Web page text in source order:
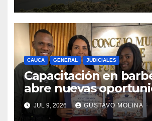
CAUCA GENERAL JUDICIALES
Capacitación en
abre nuevas
para los jóvenes de
Tejada, Cauca
JUL 9, 2026 GUSTAVO MOLINA